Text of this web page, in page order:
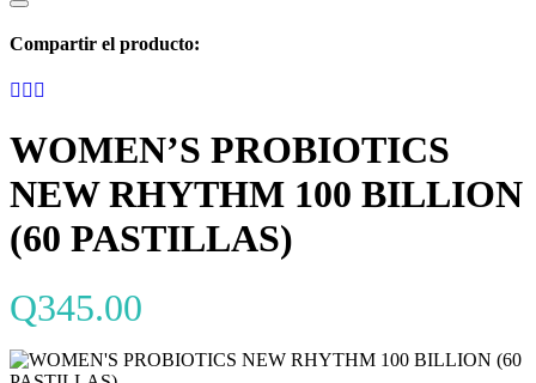
Compartir el producto:
WOMEN’S PROBIOTICS
NEW RHYTHM 100 BILLION
(60 PASTILLAS)
Q345.00